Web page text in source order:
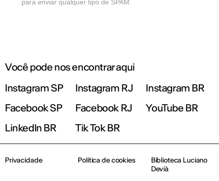
para enviar qualquer tipo de SPAM.
Você pode nos encontrar aqui
Instagram SP
Instagram RJ
Instagram BR
Facebook SP
Facebook RJ
YouTube BR
LinkedIn BR
Tik Tok BR
Privacidade Política de cookies
Biblioteca Luciano
Devià